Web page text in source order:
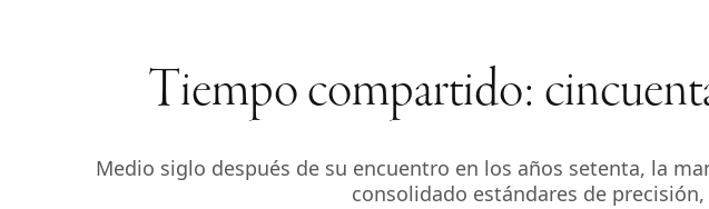
Tiempo compartido:
Medio siglo después de su encuentro en los años setenta, la
consolidado estándares de